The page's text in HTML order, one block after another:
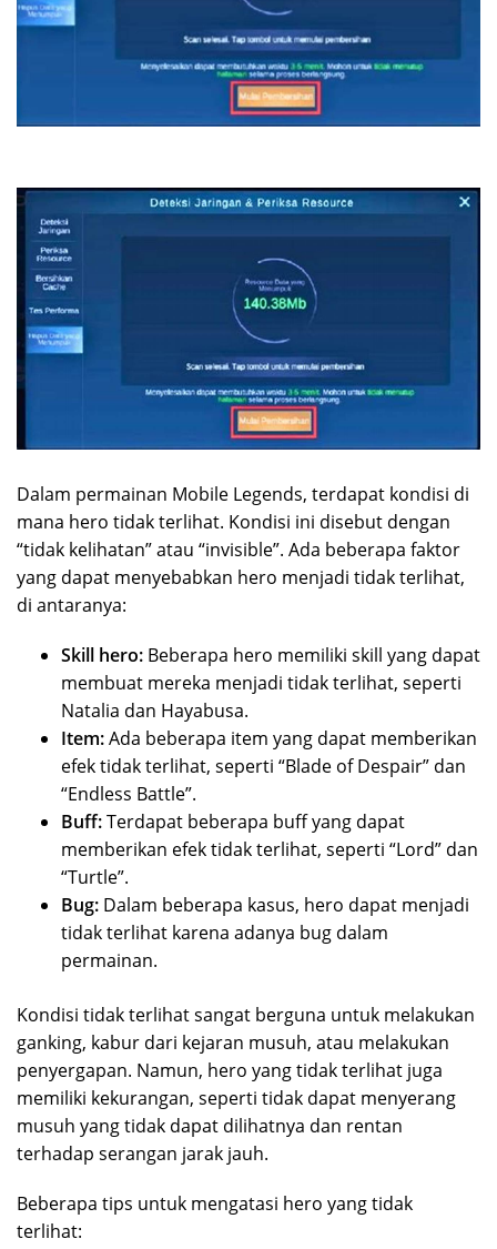
Dalam permainan Mobile Legends, terdapat kondisi di
mana hero tidak terlihat. Kondisi ini disebut dengan
“tidak kelihatan” atau “invisible”. Ada beberapa faktor
yang dapat menyebabkan hero menjadi tidak terlihat,
di antaranya:
Skill hero: Beberapa hero memiliki skill yang dapat
membuat mereka menjadi tidak terlihat, seperti
Natalia dan Hayabusa.
Item:Ada beberapa item yang dapat memberikan
efek tidak terlihat, seperti “Blade of Despair” dan
“Endless Battle”.
Buff:Terdapat beberapa buff yang dapat
memberikan efek tidak terlihat, seperti “Lord” dan
“Turtle”.
Bug: Dalam beberapa kasus, hero dapat menjadi
tidak terlihat karena adanya bug dalam
permainan.
Kondisi tidak terlihat sangat berguna untuk melakukan
ganking, kabur dari kejaran musuh, atau melakukan
penyergapan. Namun, hero yang tidak terlihat juga
memiliki kekurangan, seperti tidak dapat menyerang
musuh yang tidak dapat dilihatnya dan rentan
terhadap serangan jarak jauh.
Beberapa tips untuk mengatasi hero yang tidak
terlihat: